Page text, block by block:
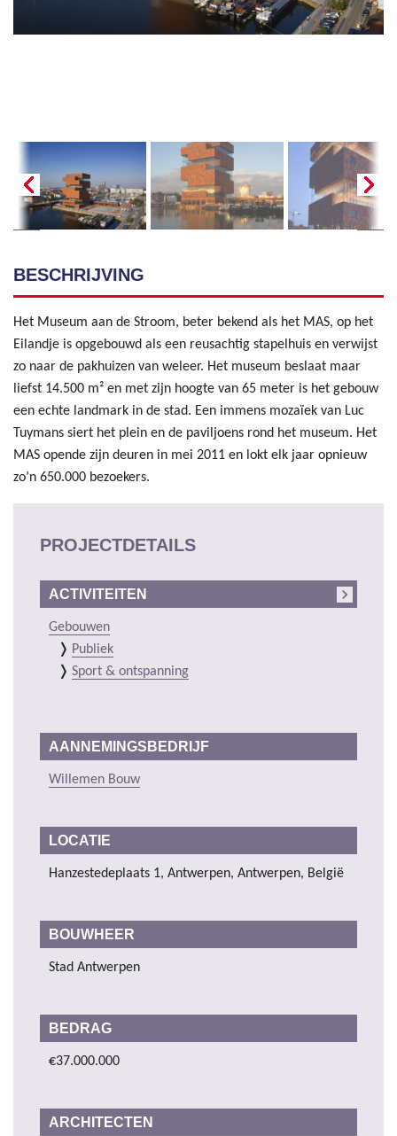
BESCHRIJVING
Het Museum aan de Stroom, beter bekend als het MAS, op het
Eilandje is opgebouwd als een reusachtig stapelhuis en verwijst
zo naar de pakhuizen van weleer. Het museum beslaat maar
liefst 14.500 m² en met zijn hoogte van 65 meter is het gebouw
een echte landmark in de stad. Een immens mozaïek van Luc
Tuymans siert het plein en de paviljoens rond het museum. Het
MAS opende zijn deuren in mei 2011 en lokt elk jaar opnieuw
zo’n 650.000 bezoekers.
PROJECTDETAILS
ACTIVITEITEN
Gebouwen
Publiek
Sport & ontspanning
AANNEMINGSBEDRIJF
Willemen Bouw
LOCATIE
Hanzestedeplaats 1, Antwerpen, Antwerpen, België
BOUWHEER
Stad Antwerpen
BEDRAG
€37.000.000
ARCHITECTEN